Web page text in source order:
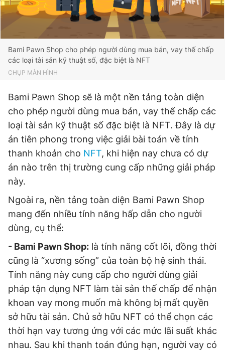
Giấy phép xuất bản số 110/GP - BTTTT cấp ngày 24.3.2020
© 2003-2026 Bản quyền thuộc về Báo Thanh Niên. Cấm sao
chép dưới mọi hình thức nếu không có sự chấp thuận bằng văn
bản. Phát triển bởi ePi Technologies, JSC.
Bami Pawn Shop cho phép người dùng mua bán, vay thế chấp
các loại tài sản kỹ thuật số, đặc biệt là NFT
CHỤP MÀN HÌNH
Bami Pawn Shop sẽ là một nền tảng toàn diện
cho phép người dùng mua bán, vay thế chấp các
loại tài sản kỹ thuật số đặc biệt là NFT. Đây là dự
án tiên phong trong việc giải bài toán về tính
thanh khoản cho NFT, khi hiện nay chưa có dự
án nào trên thị trường cung cấp những giải pháp
này.
Ngoài ra, nền tảng toàn diện Bami Pawn Shop
mang đến nhiều tính năng hấp dẫn cho người
dùng, cụ thể:
- Bami Pawn Shop: là tính năng cốt lõi, đồng thời
cũng là “xương sống” của toàn bộ hệ sinh thái.
Tính năng này cung cấp cho người dùng giải
pháp tận dụng NFT làm tài sản thế chấp để nhận
khoan vay mong muốn mà không bị mất quyền
sở hữu tài sản. Chủ sở hữu NFT có thể chọn các
thời hạn vay tương ứng với các mức lãi suất khác
nhau. Sau khi thanh toán đúng hạn, người vay có